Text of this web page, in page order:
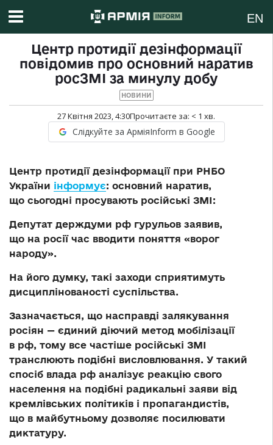
EN
Центр протидії дезінформації
повідомив про основний наратив
росЗМІ за минулу добу
НОВИНИ
27 Квітня 2023, 4:30Прочитаєте за: < 1 хв.
Слідкуйте за АрміяInform в Google
Центр протидії дезінформації при РНБО
України інформує: основний наратив,
що сьогодні просувають російські ЗМІ:
Депутат держдуми рф гурульов заявив,
що на росії час вводити поняття «ворог
народу».
На його думку, такі заходи сприятимуть
дисциплінованості суспільства.
Зазначається, що насправді залякування
росіян — єдиний діючий метод мобілізації
в рф, тому все частіше російські ЗМІ
транслюють подібні висловлювання. У такий
спосіб влада рф аналізує реакцію свого
населення на подібні радикальні заяви від
кремлівських політиків і пропагандистів,
що в майбутньому дозволяє посилювати
диктатуру.